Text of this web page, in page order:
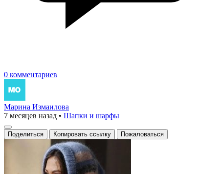
0 комментариев
Марина Измаилова
7 месяцев назад • Шапки и шарфы
Поделиться Копировать ссылку Пожаловаться